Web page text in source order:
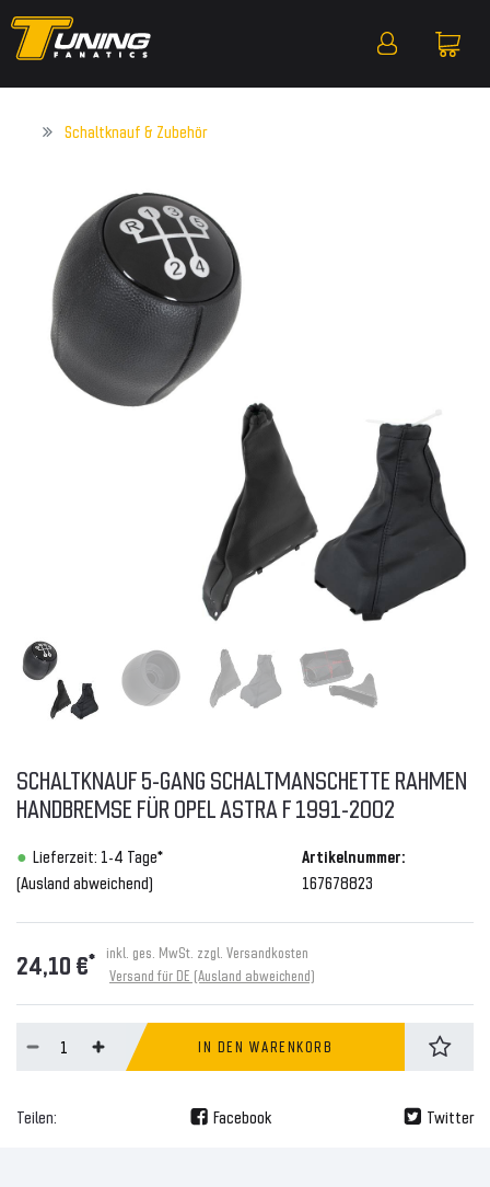
Schaltknauf & Zubehör
SCHALTKNAUF 5-GANG SCHALTMANSCHETTE RAHMEN
HANDBREMSE FÜR OPEL ASTRA F 1991-2002
Lieferzeit: 1-4 Tage*
(Ausland abweichend)
Artikelnummer:
167678823
24,10 €* inkl. ges. MwSt. zzgl. Versandkosten
Versand für DE (Ausland abweichend)
IN DEN WARENKORB
Teilen: Facebook Twitter